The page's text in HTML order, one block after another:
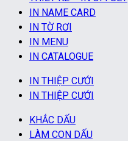
IN NAME CARD
IN TỜ RƠI
IN MENU
IN CATALOGUE
IN THIỆP CƯỚI
IN THIỆP CƯỚI
KHẮC DẤU
LÀM CON DẤU